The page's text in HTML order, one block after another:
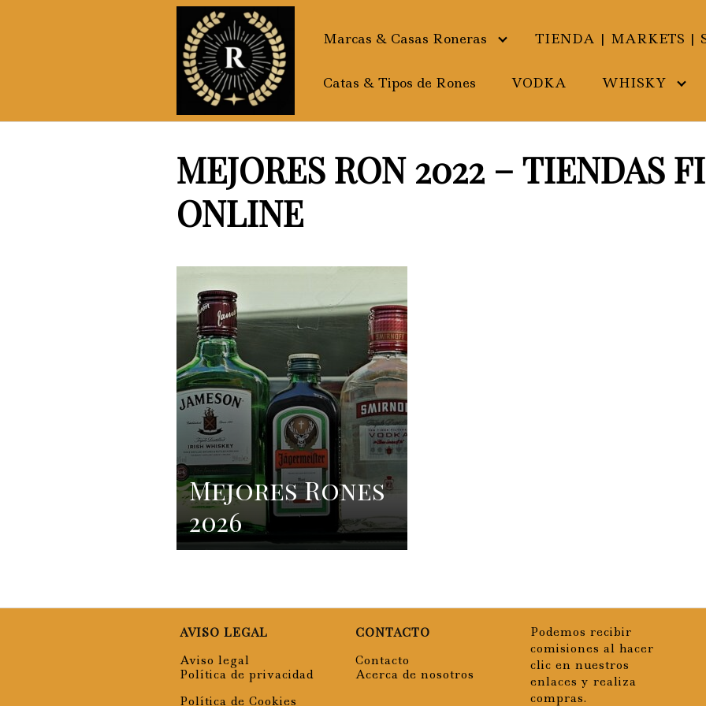
Marcas & Casas Roneras TIENDA | MARKETS |
Catas & Tipos de Rones VODKA WHISKY
MEJORES RON 2022 – TIENDAS
ONLINE
Mejores Rones
2026
AVISO LEGAL
Aviso legal
Política de privacidad
Política de Cookies
CONTACTO
Contacto
Acerca de nosotros
Podemos recibir
comisiones al hacer
clic en nuestros
enlaces y realiza
compras.